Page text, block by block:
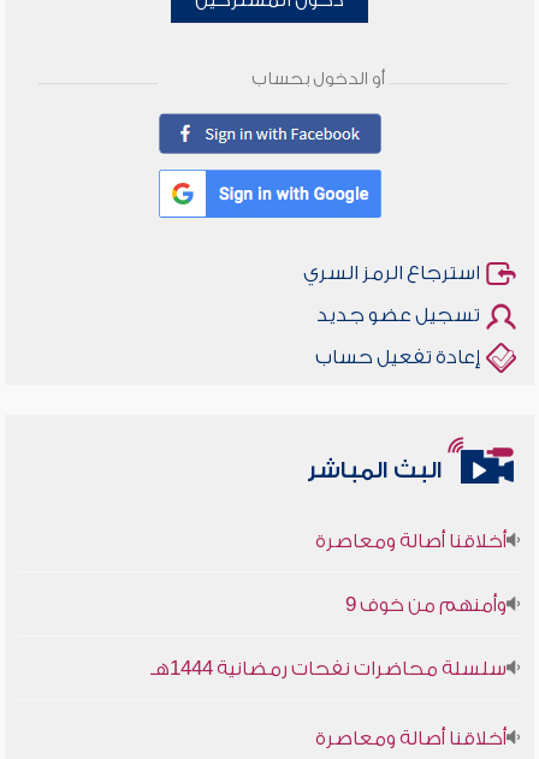
أو الدخول بحساب
استرجاع الرمز السري
تسجيل عضو جديد
إعادة تفعيل حساب
البث المباشر